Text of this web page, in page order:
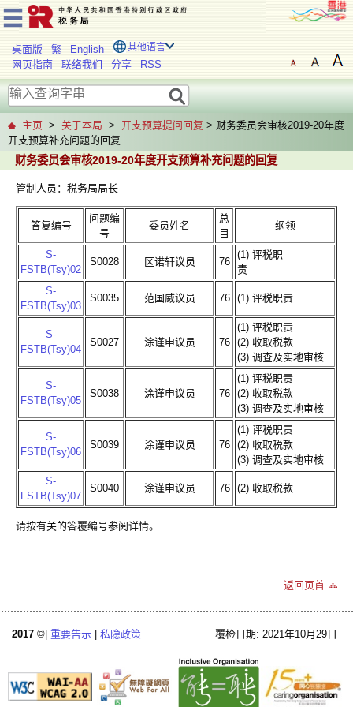
桌面版 繁 English 其他语言
网页指南 联络我们 分享 RSS
主页 > 关于本局 > 开支预算提问回复 > 财务委员会审核2019-20年度
开支预算补充问题的回复
财务委员会审核2019-20年度开支预算补充问题的回复
管制人员：税务局局长
答复编号
问题编
号
委员姓名
总
目
纲领
S-
FSTB(Tsy)02
S0028 区诺轩议员 76
(1) 评税职
责
S-
FSTB(Tsy)03
S0035 范国威议员 76 (1) 评税职责
S-
FSTB(Tsy)04
S0027 涂谨申议员 76
(1) 评税职责
(2) 收取税款
(3) 调查及实地审核
S-
FSTB(Tsy)05
S0038 涂谨申议员 76
(1) 评税职责
(2) 收取税款
(3) 调查及实地审核
S-
FSTB(Tsy)06
S0039 涂谨申议员 76
(1) 评税职责
(2) 收取税款
(3) 调查及实地审核
S-
FSTB(Tsy)07
S0040 涂谨申议员 76 (2) 收取税款
请按有关的答覆编号参阅详情。
返回页首
2017 ©| 重要告示 私隐政策 覆检日期: 2021年10月29日